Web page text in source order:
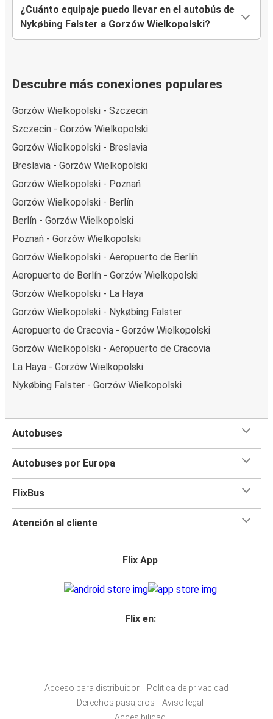
¿Cuánto equipaje puedo llevar en el autobús de
Nykøbing Falster a Gorzów Wielkopolski?
Descubre más conexiones populares
Gorzów Wielkopolski - Szczecin
Szczecin - Gorzów Wielkopolski
Gorzów Wielkopolski - Breslavia
Breslavia - Gorzów Wielkopolski
Gorzów Wielkopolski - Poznań
Gorzów Wielkopolski - Berlín
Berlín - Gorzów Wielkopolski
Poznań - Gorzów Wielkopolski
Gorzów Wielkopolski - Aeropuerto de Berlín
Aeropuerto de Berlín - Gorzów Wielkopolski
Gorzów Wielkopolski - La Haya
Gorzów Wielkopolski - Nykøbing Falster
Aeropuerto de Cracovia - Gorzów Wielkopolski
Gorzów Wielkopolski - Aeropuerto de Cracovia
La Haya - Gorzów Wielkopolski
Nykøbing Falster - Gorzów Wielkopolski
Autobuses
Autobuses por Europa
FlixBus
Atención al cliente
Flix App
Flix en:
Acceso para distribuidor
Política de privacidad
Derechos pasajeros
Aviso legal
Accesibilidad